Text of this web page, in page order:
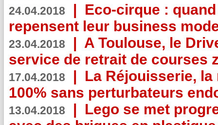
24.04.2018 | Eco-cirque :
repensent leur business
23.04.2018 | A Toulouse, le
service de retrait de courses
17.04.2018 | La Réjouisserie,
100% sans perturbateurs
13.04.2018 | Lego se met